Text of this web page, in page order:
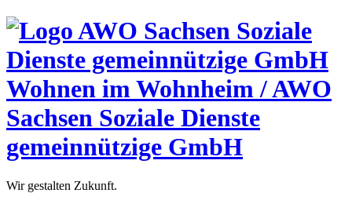
Wohnen im Wohnheim / AWO
Sachsen Soziale Dienste
gemeinnützige GmbH
Wir gestalten Zukunft.